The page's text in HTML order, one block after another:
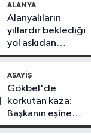
ALANYA
Alanyalıların
yıllardır beklediği
yol askıdan
döndü
ASAYIŞ
Gökbel'de
korkutan kaza:
Başkanın eşine
motosiklet çarptı